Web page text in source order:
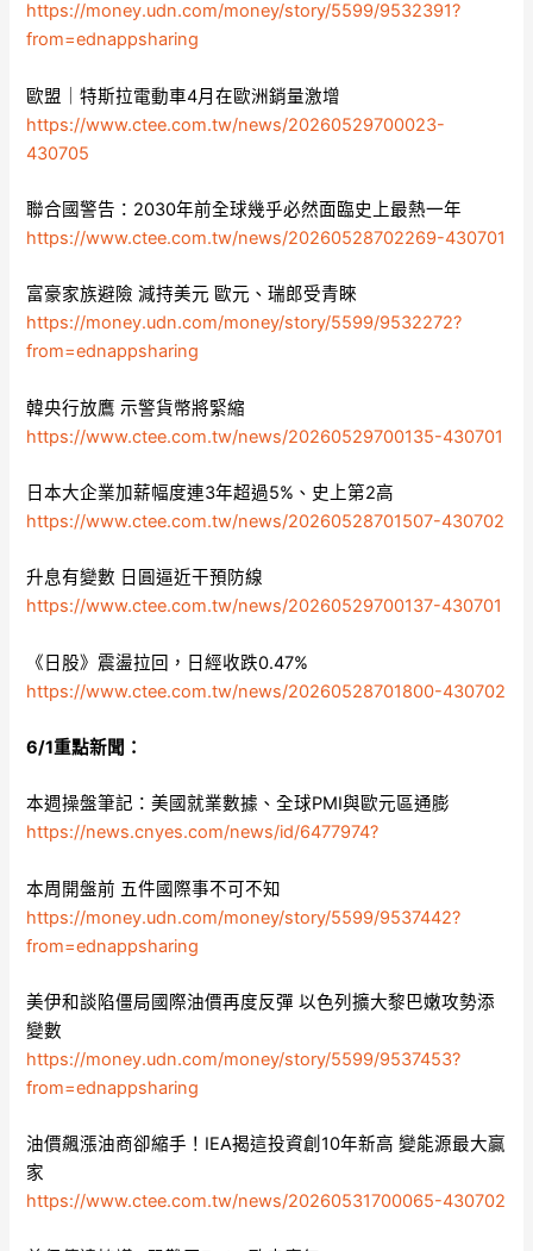
https://money.udn.com/money/story/5599/9532391?
from=ednappsharing
歐盟｜特斯拉電動車4月在歐洲銷量激增
https://www.ctee.com.tw/news/20260529700023-
430705
聯合國警告：2030年前全球幾乎必然面臨史上最熱一年
https://www.ctee.com.tw/news/20260528702269-430701
富豪家族避險 減持美元 歐元、瑞郎受青睞
https://money.udn.com/money/story/5599/9532272?
from=ednappsharing
韓央行放鷹 示警貨幣將緊縮
https://www.ctee.com.tw/news/20260529700135-430701
日本大企業加薪幅度連3年超過5%、史上第2高
https://www.ctee.com.tw/news/20260528701507-430702
升息有變數 日圓逼近干預防線
https://www.ctee.com.tw/news/20260529700137-430701
《日股》震盪拉回，日經收跌0.47%
https://www.ctee.com.tw/news/20260528701800-430702
6/1重點新聞：
本週操盤筆記：美國就業數據、全球PMI與歐元區通膨
https://news.cnyes.com/news/id/6477974?
本周開盤前 五件國際事不可不知
https://money.udn.com/money/story/5599/9537442?
from=ednappsharing
美伊和談陷僵局國際油價再度反彈 以色列擴大黎巴嫩攻勢添
變數
https://money.udn.com/money/story/5599/9537453?
from=ednappsharing
油價飆漲油商卻縮手！IEA揭這投資創10年新高 變能源最大贏
家
https://www.ctee.com.tw/news/20260531700065-430702